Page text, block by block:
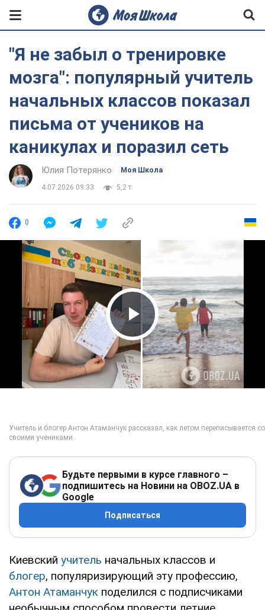
"Я не забыл о тренировке
мозга": популярный учитель
начальных классов показал
письма от учеников на
каникулах и поразил сеть
Юлия Потерянко Моя Школа
4.07.2026 09:33 5,2 т.
0
Play Video
Будьте первыми в курсе главного –
подпишитесь на Новини на OBOZ.UA в
Google
Подписаться
Киевский учитель начальных классов и
блогер, популяризирующий эту профессию,
Антон Атаманчук поделился с подписчиками